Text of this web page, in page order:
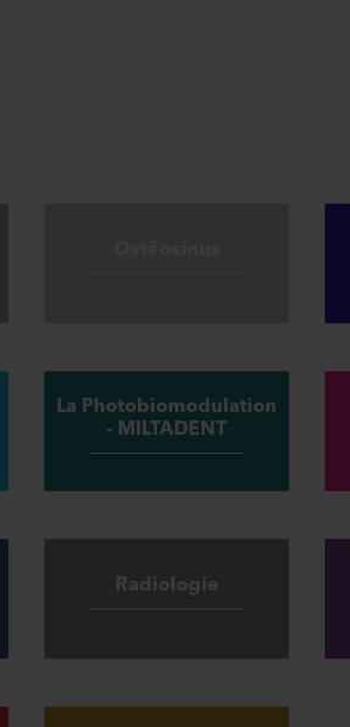
La Photobiomodulation
- MILTADENT
Radiologie